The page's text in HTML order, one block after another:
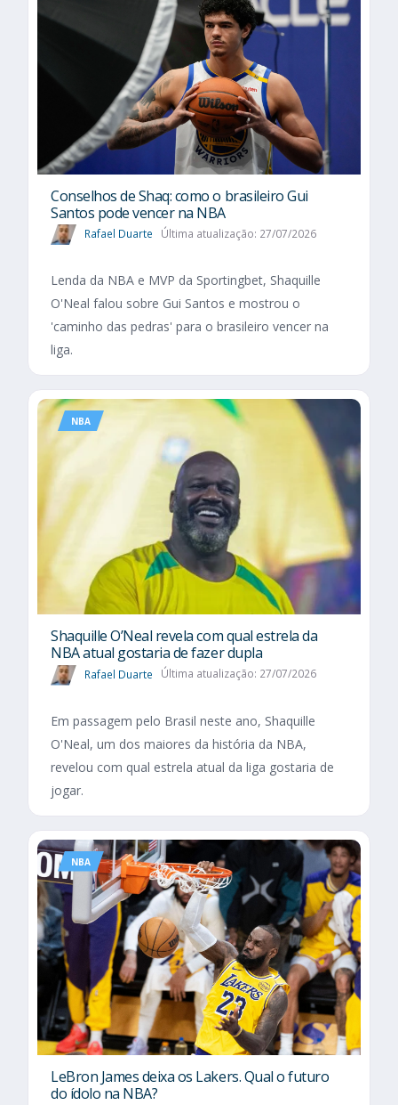
Conselhos de Shaq: como o brasileiro Gui
Santos pode vencer na NBA
Rafael Duarte Última atualização: 27/07/2026
Lenda da NBA e MVP da Sportingbet, Shaquille
O'Neal falou sobre Gui Santos e mostrou o
'caminho das pedras' para o brasileiro vencer na
liga.
NBA
Shaquille O’Neal revela com qual estrela da
NBA atual gostaria de fazer dupla
Rafael Duarte Última atualização: 27/07/2026
Em passagem pelo Brasil neste ano, Shaquille
O'Neal, um dos maiores da história da NBA,
revelou com qual estrela atual da liga gostaria de
jogar.
NBA
LeBron James deixa os Lakers. Qual o futuro
do ídolo na NBA?